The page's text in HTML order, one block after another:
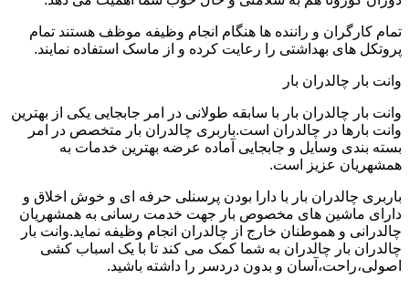
تمام کارگران و راننده ها هنگام انجام وظیفه موظف هستند تمام
پروتکل های بهداشتی را رعایت کرده و از ماسک استفاده نمایند.
وانت بار چالدران بار
وانت بار چالدران بار با سابقه طولانی در امر جابجایی یکی از بهترین
وانت بارها در چالدران است.باربری چالدران بار متخصص در امر
بسته بندی وسایل و جابجایی آماده عرضه بهترین خدمات به
همشهریان عزیز است.
باربری چالدران بار با دارا بودن پرسنلی حرفه ای و خوش اخلاق و
دارای ماشین های مخصوص بار جهت خدمت رسانی به همشهریان
چالدرانی و هموطنان خارج از چالدران انجام وظیفه نماید.وانت بار
چالدران بار چالدران به شما کمک می کند تا با یک اسباب کشی
اصولی،راحت،آسان و بدون دردسر را داشته باشید.